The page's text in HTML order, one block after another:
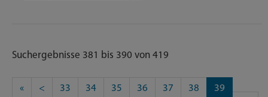
Suchergebnisse 381 bis 390 von 419
« < 33 34 35 36 37 38
39